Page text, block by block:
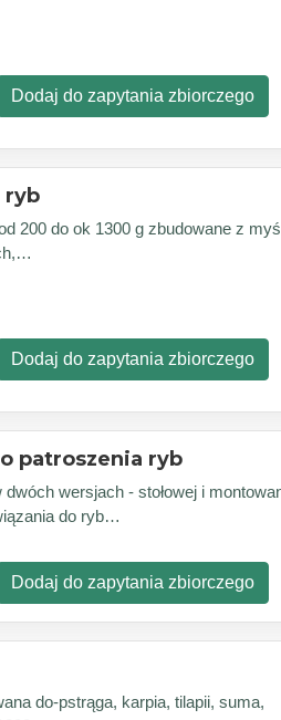
Dodaj do zapytania zbiorczego
ryb
200 do ok 1300 g zbudowane z
Dodaj do zapytania zbiorczego
patroszenia ryb
wersjach - stołowej i
do ryb…
Dodaj do zapytania zbiorczego
do-pstrąga, karpia, tilapii, suma,